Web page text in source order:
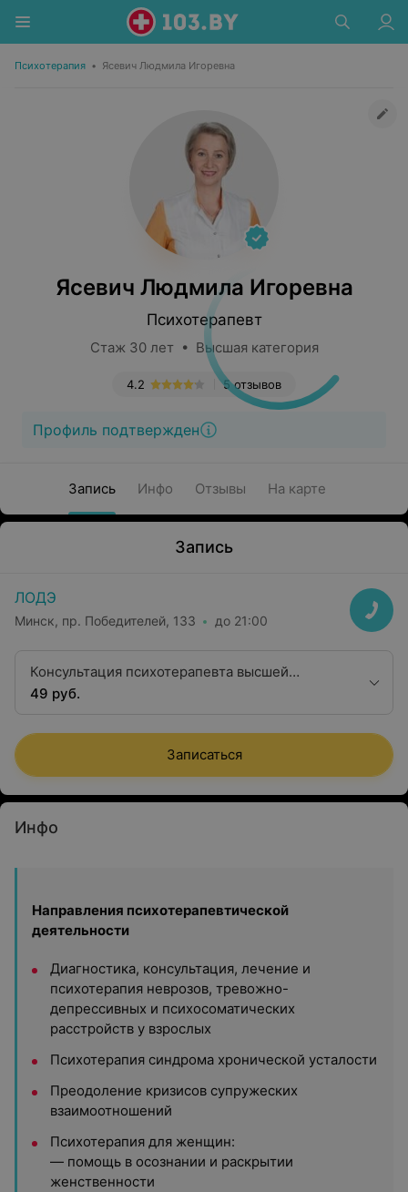
Психотерапия • Ясевич Людмила Игоревна
Ясевич Людмила Игоревна
Психотерапевт
Стаж 30 лет • Высшая категория
5 отзывов
4.2
Профиль подтвержден
Запись Инфо Отзывы На карте
Запись
ЛОДЭ
Минск, пр. Победителей, 133 до 21:00
Консультация психотерапевта высшей
квалификационной категории
49 руб.
Записаться
Инфо
Направления психотерапевтической
деятельности
Диагностика, консультация, лечение и
психотерапия неврозов, тревожно-
депрессивных и психосоматических
расстройств у взрослых
Психотерапия синдрома хронической усталости
Преодоление кризисов супружеских
взаимоотношений
Психотерапия для женщин:
— помощь в осознании и раскрытии
женственности